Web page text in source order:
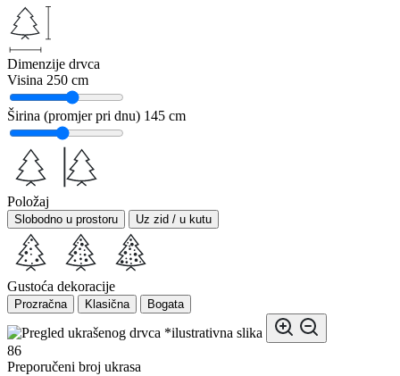
Dimenzije drvca
Visina 250 cm
Širina (promjer pri dnu) 145 cm
Položaj
Slobodno u prostoru Uz zid / u kutu
Gustoća dekoracije
Prozračna Klasična Bogata
*ilustrativna slika
86
Preporučeni broj ukrasa